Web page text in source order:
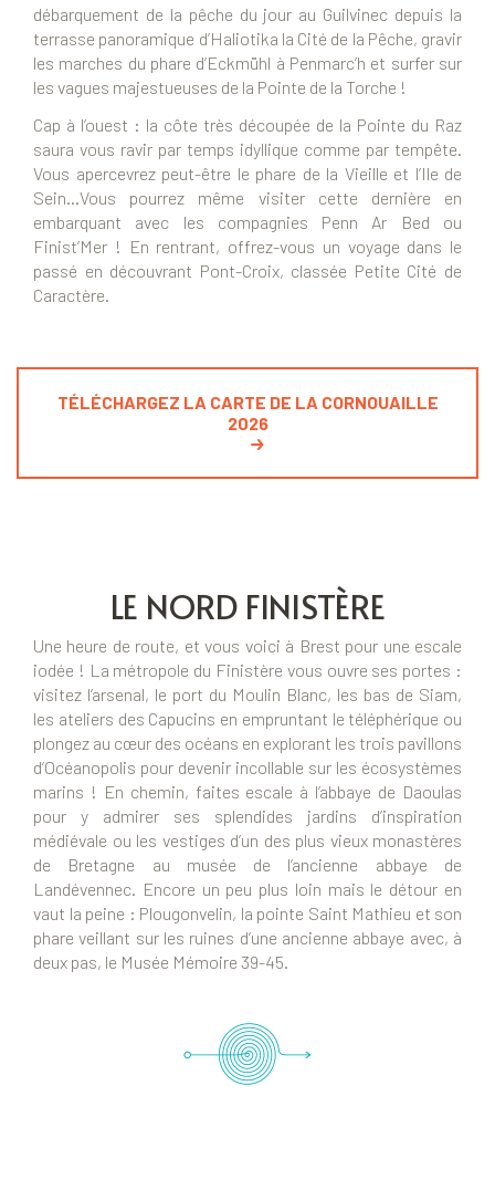
débarquement de la pêche du jour au Guilvinec depuis la
terrasse panoramique d’Haliotika la Cité de la Pêche, gravir
les marches du phare d’Eckmühl à Penmarc’h et surfer sur
les vagues majestueuses de la Pointe de la Torche !
Cap à l’ouest : la côte très découpée de la Pointe du Raz
saura vous ravir par temps idyllique comme par tempête.
Vous apercevrez peut-être le phare de la Vieille et l’Ile de
Sein…Vous pourrez même visiter cette dernière en
embarquant avec les compagnies Penn Ar Bed ou
Finist’Mer ! En rentrant, offrez-vous un voyage dans le
passé en découvrant Pont-Croix, classée Petite Cité de
Caractère.
TÉLÉCHARGEZ LA CARTE DE LA CORNOUAILLE
2026
LE NORD FINISTÈRE
Une heure de route, et vous voici à Brest pour une escale
iodée ! La métropole du Finistère vous ouvre ses portes :
visitez l’arsenal, le port du Moulin Blanc, les bas de Siam,
les ateliers des Capucins en empruntant le téléphérique ou
plongez au cœur des océans en explorant les trois pavillons
d’Océanopolis pour devenir incollable sur les écosystèmes
marins ! En chemin, faites escale à l’abbaye de Daoulas
pour y admirer ses splendides jardins d’inspiration
médiévale ou les vestiges d’un des plus vieux monastères
de Bretagne au musée de l’ancienne abbaye de
Landévennec. Encore un peu plus loin mais le détour en
vaut la peine : Plougonvelin, la pointe Saint Mathieu et son
phare veillant sur les ruines d’une ancienne abbaye avec, à
deux pas, le Musée Mémoire 39-45.